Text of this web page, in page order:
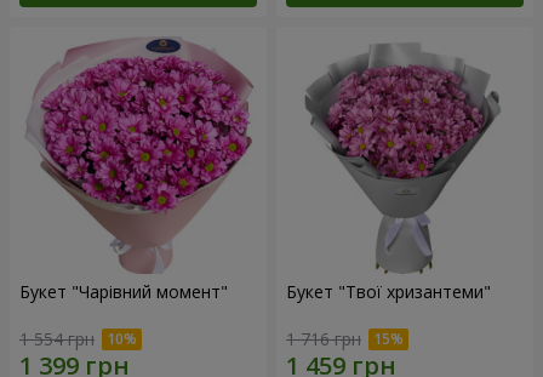
Букет "Чарівний момент"
1 554 грн
Букет "Твої хризантеми"
1 716 грн